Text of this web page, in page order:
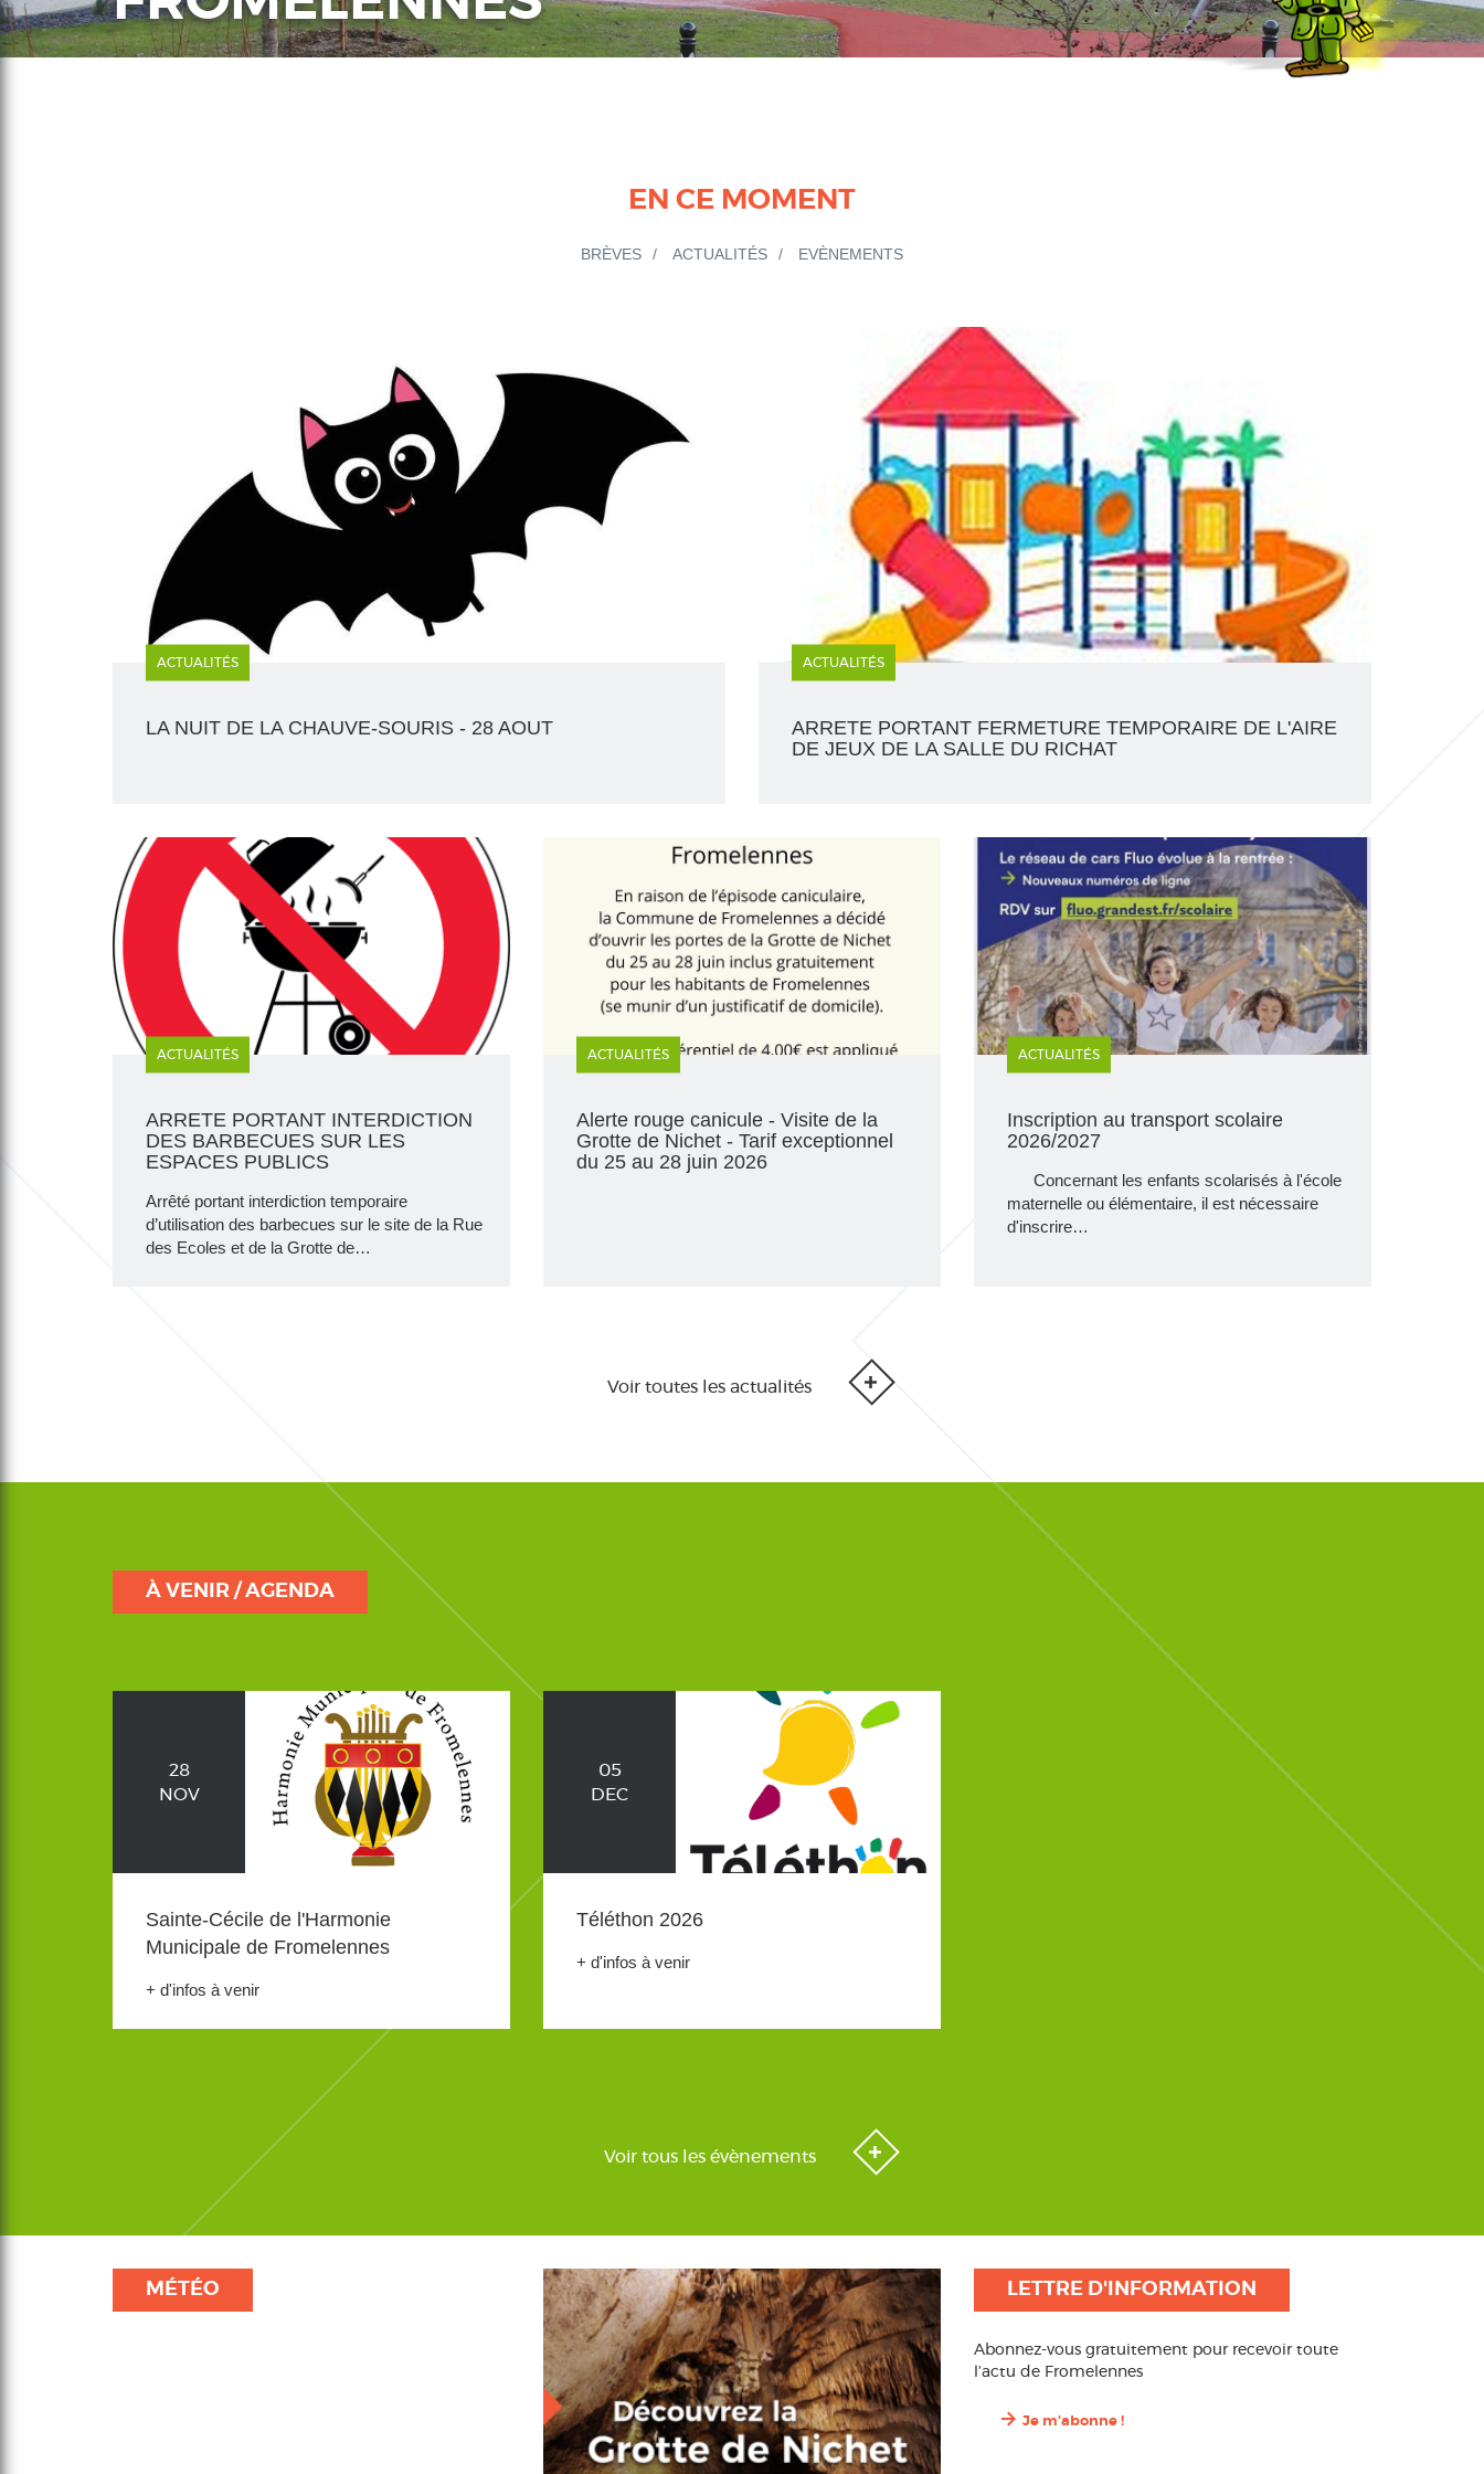
EN CE MOMENT
BRÈVES ACTUALITÉS EVÈNEMENTS
ACTUALITÉS
LA NUIT DE LA CHAUVE-SOURIS - 28 AOUT
ACTUALITÉS
ARRETE PORTANT FERMETURE TEMPORAIRE DE L'AIRE
DE JEUX DE LA SALLE DU RICHAT
ACTUALITÉS
ARRETE PORTANT INTERDICTION
DES BARBECUES SUR LES
ESPACES PUBLICS
Arrêté portant interdiction temporaire
d’utilisation des barbecues sur le site de la Rue
des Ecoles et de la Grotte de…
ACTUALITÉS
Alerte rouge canicule - Visite de la
Grotte de Nichet - Tarif exceptionnel
du 25 au 28 juin 2026
ACTUALITÉS
Inscription au transport scolaire
2026/2027
Concernant les enfants scolarisés à l'école
maternelle ou élémentaire, il est nécessaire
d'inscrire…
Voir toutes les actualités
À VENIR / AGENDA
28
NOV
Sainte-Cécile de l'Harmonie
Municipale de Fromelennes
+ d'infos à venir
05
DEC
Téléthon 2026
+ d'infos à venir
Voir tous les évènements
MÉTÉO LETTRE D'INFORMATION
Abonnez-vous gratuitement pour recevoir toute
l’actu de Fromelennes
Je m'abonne !